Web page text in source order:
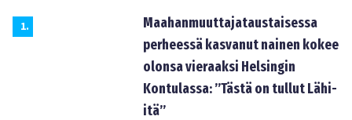
1.
Maahanmuuttajataustaisessa
perheessä kasvanut nainen kokee
olonsa vieraaksi Helsingin
Kontulassa: ”Tästä on tullut Lähi-
itä”